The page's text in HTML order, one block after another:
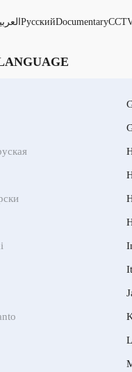
РусскийDocumentary